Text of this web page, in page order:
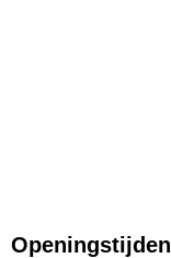
Openingstijden